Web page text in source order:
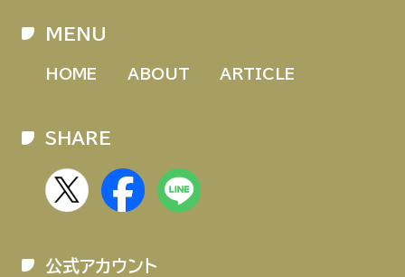
MENU
HOME ABOUT ARTICLE
SHARE
公式アカウント